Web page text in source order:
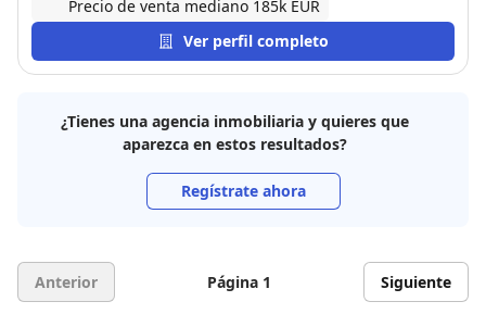
Precio de venta mediano 185k EUR
Ver perfil completo
¿Tienes una agencia inmobiliaria y quieres que
aparezca en estos resultados?
Regístrate ahora
Anterior Página 1 Siguiente